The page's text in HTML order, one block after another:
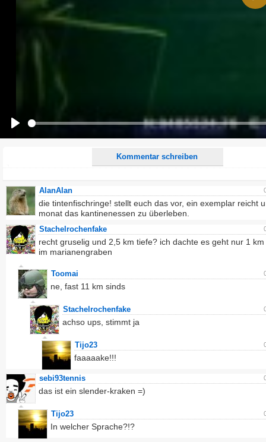
Kommentar schreiben
E-Mail-Adresse (optional):
Ich möchte eine E-Mail, wenn auf dieser Seite weitere Kommentare erscheinen.
AlanAlan
die tintenfischringe! stellt euch das vor, ein exemplar reicht
monat das kantinenessen zu überleben.
Stachelrochenfake
recht gruselig und 2,5 km tiefe? ich dachte es geht nur 1
im marianengraben
Toomai
ne, fast 11 km sinds
Stachelrochenfake
achso ups, stimmt ja
Tijo23
faaaaake!!!
sebi93tennis
das ist ein slender-kraken =)
Tijo23
In welcher Sprache?!?